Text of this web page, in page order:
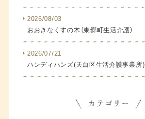
2026/08/03
おおきなくすの木（東郷町生活介護）
2026/07/21
ハンディハンズ(天白区生活介護事業所)